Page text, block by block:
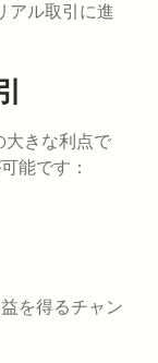
アル取引に進
大きな利点で
能です：
を得るチャン